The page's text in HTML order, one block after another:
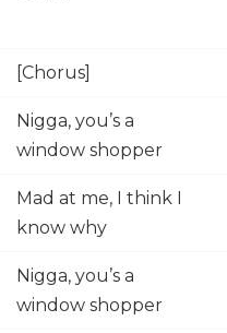
[Chorus]
Nigga, you’s a
window shopper
Mad at me, I think I
know why
Nigga, you’s a
window shopper